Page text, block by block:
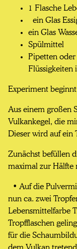
1 Flasche
ein Glas
ein Glas
Spülmittel
Pipetten oder
Flüssigkeiten
Experiment
Aus einem großen
Vulkankegel, die
Dieser wird auf ein
Zunächst befüllen
maximal zur Hälfte
• Auf die
nun ca. zwei
Lebensmittelfarbe
Tropfflaschen
für die
dem Vulkan